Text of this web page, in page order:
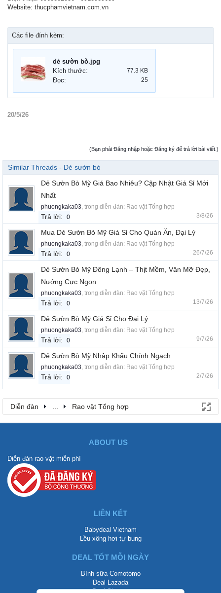
Website: thucphamvietnam.com.vn
Các file đính kèm:
dẻ sườn bò.jpg
Kích thước:
77.3 KB
Đọc: 25
20/5/26
(Bạn phải Đăng nhập hoặc Đăng ký để trả lời bài viết.)
Similar Threads - Dẻ sườn bò
Dẻ Sườn Bò Mỹ Giá Bao Nhiêu? Cập Nhật Giá Sỉ Mới
Nhất
phuongkaka03, trong diễn đàn: Rao vặt Tổng hợp
Trả lời: 0 3/8/26
Mua Dẻ Sườn Bò Mỹ Giá Sỉ Cho Quán Ăn, Đại Lý
phuongkaka03, trong diễn đàn: Rao vặt Tổng hợp
Trả lời: 0 26/7/26
Dẻ Sườn Bò Mỹ Đông Lạnh – Thịt Mềm, Vân Mỡ Đẹp,
Nướng Cực Ngon
phuongkaka03, trong diễn đàn: Rao vặt Tổng hợp
Trả lời: 0 13/7/26
Dẻ Sườn Bò Mỹ Giá Sỉ Cho Đại Lý
phuongkaka03, trong diễn đàn: Rao vặt Tổng hợp
Trả lời: 0 9/7/26
Dẻ Sườn Bò Mỹ Nhập Khẩu Chính Ngạch
phuongkaka03, trong diễn đàn: Rao vặt Tổng hợp
Trả lời: 0 2/7/26
Diễn đàn ... Rao vặt Tổng hợp
ABOUT US
Diễn đàn rao vặt miễn phí
LIÊN KẾT
Babydeal Vietnam
Lều xông hơi tự bung
DEAL TỐT MỖI NGÀY
Bình sữa Comotomo
Deal Lazada
Deal Shopee